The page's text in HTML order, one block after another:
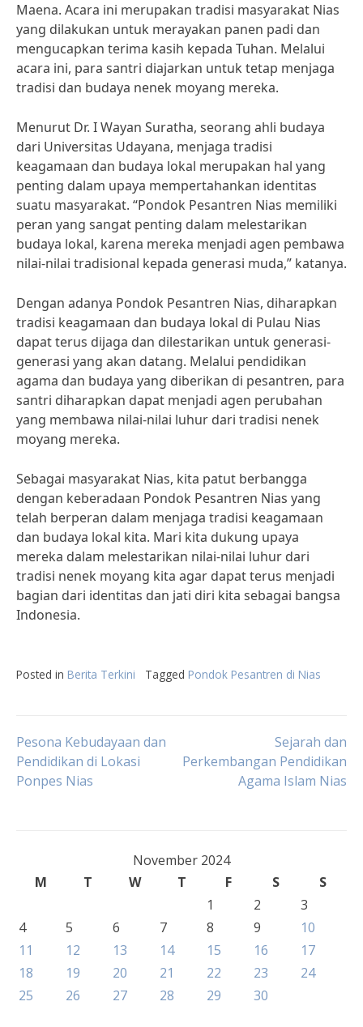
Maena. Acara ini merupakan tradisi masyarakat Nias
yang dilakukan untuk merayakan panen padi dan
mengucapkan terima kasih kepada Tuhan. Melalui
acara ini, para santri diajarkan untuk tetap menjaga
tradisi dan budaya nenek moyang mereka.
Menurut Dr. I Wayan Suratha, seorang ahli budaya
dari Universitas Udayana, menjaga tradisi
keagamaan dan budaya lokal merupakan hal yang
penting dalam upaya mempertahankan identitas
suatu masyarakat. “Pondok Pesantren Nias memiliki
peran yang sangat penting dalam melestarikan
budaya lokal, karena mereka menjadi agen pembawa
nilai-nilai tradisional kepada generasi muda,” katanya.
Dengan adanya Pondok Pesantren Nias, diharapkan
tradisi keagamaan dan budaya lokal di Pulau Nias
dapat terus dijaga dan dilestarikan untuk generasi-
generasi yang akan datang. Melalui pendidikan
agama dan budaya yang diberikan di pesantren, para
santri diharapkan dapat menjadi agen perubahan
yang membawa nilai-nilai luhur dari tradisi nenek
moyang mereka.
Sebagai masyarakat Nias, kita patut berbangga
dengan keberadaan Pondok Pesantren Nias yang
telah berperan dalam menjaga tradisi keagamaan
dan budaya lokal kita. Mari kita dukung upaya
mereka dalam melestarikan nilai-nilai luhur dari
tradisi nenek moyang kita agar dapat terus menjadi
bagian dari identitas dan jati diri kita sebagai bangsa
Indonesia.
Posted in Berita Terkini Tagged Pondok Pesantren di Nias
Post
navigation
Pesona Kebudayaan dan
Pendidikan di Lokasi
Ponpes Nias
Sejarah dan
Perkembangan Pendidikan
Agama Islam Nias
November 2024
M
T W T F S
S
1
2
3
4
5 6 7 8 9
10
11
12 13 14 15 16
17
18
19 20 21 22 23
24
25
26 27 28 29 30